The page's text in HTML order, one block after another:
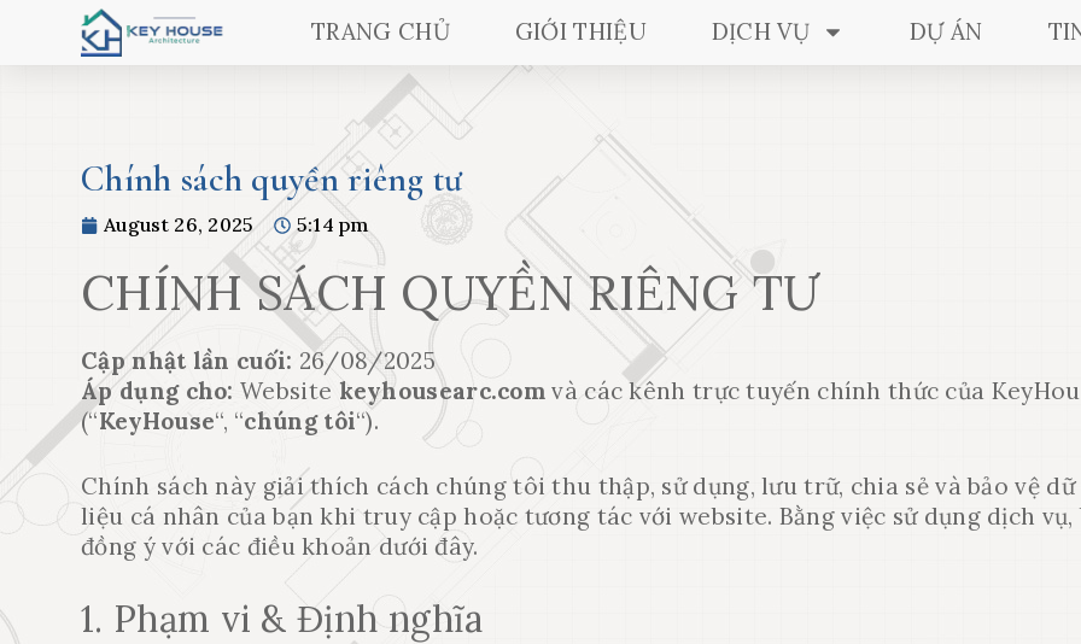
TRANG CHỦ GIỚI THIỆU DỊCH VỤ DỰ ÁN
Chính sách quyền riêng tư
August 26, 2025 5:14 pm
CHÍNH SÁCH QUYỀN RIÊNG TƯ
Cập nhật lần cuối: 26/08/2025
Áp dụng cho: Website keyhousearc.com và các kênh trực tuyến chính thức của
(“KeyHouse“, “chúng tôi“).
Chính sách này giải thích cách chúng tôi thu thập, sử dụng, lưu trữ, chia sẻ và bảo vệ dữ
liệu cá nhân của bạn khi truy cập hoặc tương tác với website. Bằng việc sử dụng dịch vụ,
đồng ý với các điều khoản dưới đây.
1. Phạm vi & Định nghĩa